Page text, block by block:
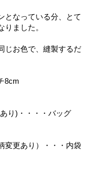
となっている分、とて
ました。
じお色で、縫製するだ
8cm
り)・・・・バッグ
変更あり）・・・内袋